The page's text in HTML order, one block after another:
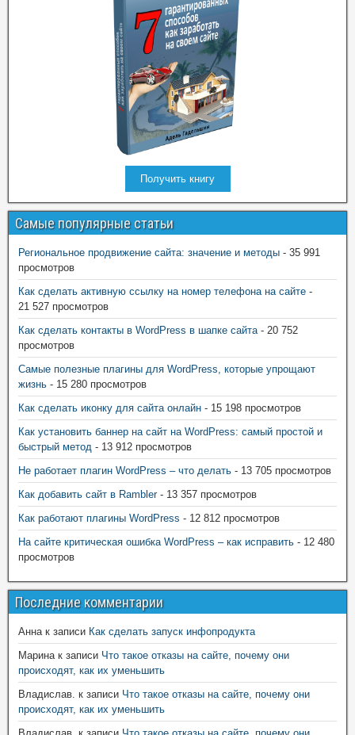
Получить книгу
Самые популярные статьи
Региональное продвижение сайта: значение и методы - 35 991
просмотров
Как сделать активную ссылку на номер телефона на сайте -
21 527 просмотров
Как сделать контакты в WordPress в шапке сайта- 20 752
просмотров
Самые полезные плагины для WordPress, которые упрощают
жизнь - 15 280 просмотров
Как сделать иконку для сайта онлайн - 15 198 просмотров
Как установить баннер на сайт на WordPress: самый простой и
быстрый метод - 13 912 просмотров
Не работает плагин WordPress – что делать - 13 705 просмотров
Как добавить сайт в Rambler- 13 357 просмотров
Как работают плагины WordPress - 12 812 просмотров
На сайте критическая ошибка WordPress – как исправить - 12 480
просмотров
Последние комментарии
Аннак записи Как сделать запуск инфопродукта
Маринак записи Что такое отказы на сайте, почему они
происходят, как их уменьшить
Владислав. к записи Что такое отказы на сайте, почему они
происходят, как их уменьшить